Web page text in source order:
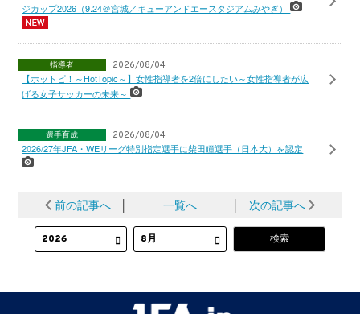
ジカップ2026（9.24＠宮城／キューアンドエースタジアムみやぎ）
指導者 2026/08/04
【ホットピ！～HotTopic～】女性指導者を2倍にしたい～女性指導者が広
げる女子サッカーの未来～
選手育成 2026/08/04
2026/27年JFA・WEリーグ特別指定選手に柴田瞳選手（日本大）を認定
前の記事へ │ 一覧へ │ 次の記事へ